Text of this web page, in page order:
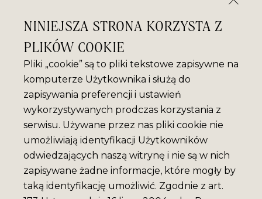
NINIEJSZA STRONA KORZYSTA Z
PLIKÓW COOKIE
Pliki „cookie” są to pliki tekstowe zapisywne na
komputerze Użytkownika i służą do
zapisywania preferencji i ustawień
wykorzystywanych prodczas korzystania z
serwisu. Używane przez nas pliki cookie nie
umożliwiają identyfikacji Użytkowników
odwiedzających naszą witrynę i nie są w nich
zapisywane żadne informacje, które mogły by
taką identyfikację umożliwić. Zgodnie z art.